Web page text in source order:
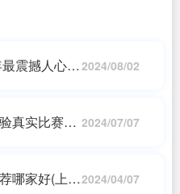
震撼人心的2024/08/02
真实比赛乐 2024/07/07
哪家好(上海2024/04/07